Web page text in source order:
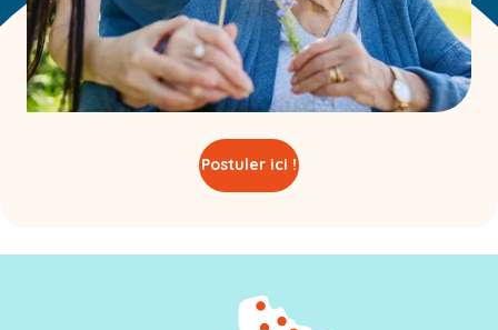
Postuler ici !